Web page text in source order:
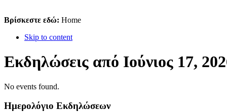
Βρίσκεστε εδώ: Home
Skip to content
Εκδηλώσεις από Ιούνιος 17,
No events found.
Ημερολόγιο Εκδηλώσεων